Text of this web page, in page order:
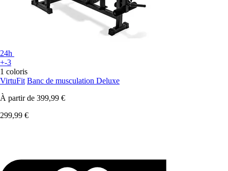
24h
+-3
1 coloris
VirtuFit Banc de musculation Deluxe
À partir de 399,99 €
299,99 €